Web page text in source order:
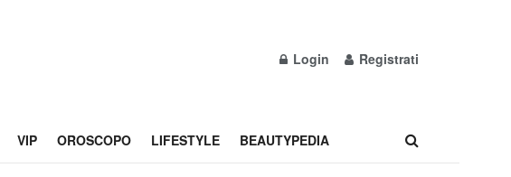
Login Registrati
VIP OROSCOPO LIFESTYLE BEAUTYPEDIA